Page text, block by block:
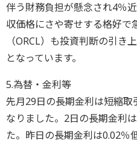
伴う財務負担が懸念され4％
収価格にさや寄せする格好で
（ORCL）も投資判断の引き
となっています。
5.為替・金利等
先月29日の長期金利は短縮取
なりました。2日の長期金利
た。昨日の長期金利は0.02％